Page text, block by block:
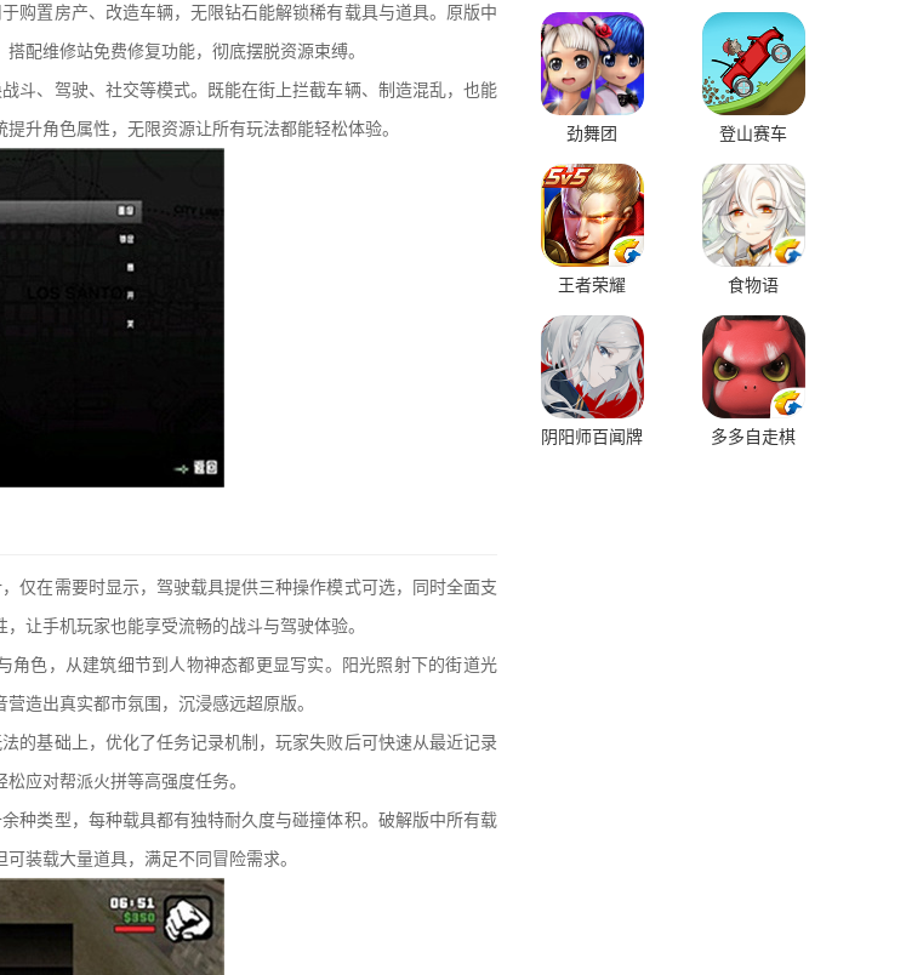
购置房产、改造车辆，无限钻石能解锁稀有载具与道具。原版中
配维修站免费修复功能，彻底摆脱资源束缚。
斗、驾驶、社交等模式。既能在街上拦截车辆、制造混乱，也能
升角色属性，无限资源让所有玩法都能轻松体验。
仅在需要时显示，驾驶载具提供三种操作模式可选，同时全面支
让手机玩家也能享受流畅的战斗与驾驶体验。
角色，从建筑细节到人物神态都更显写实。阳光照射下的街道光
造出真实都市氛围，沉浸感远超原版。
的基础上，优化了任务记录机制，玩家失败后可快速从最近记录
应对帮派火拼等高强度任务。
种类型，每种载具都有独特耐久度与碰撞体积。破解版中所有载
装载大量道具，满足不同冒险需求。
劲舞团 登山赛车
王者荣耀 食物语
阴阳师百闻牌 多多自走棋